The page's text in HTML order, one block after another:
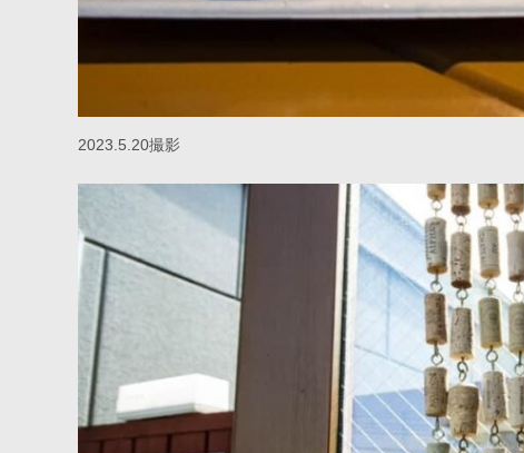
2023.5.20撮影